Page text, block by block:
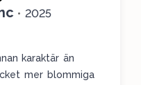
• 2025
karaktär än
mer blommiga